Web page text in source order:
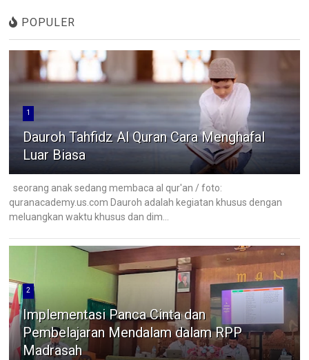
POPULER
1
Dauroh Tahfidz Al Quran Cara Menghafal
Luar Biasa
seorang anak sedang membaca al qur'an / foto:
quranacademy.us.com Dauroh adalah kegiatan khusus dengan
meluangkan waktu khusus dan dim...
2
Implementasi Panca Cinta dan
Pembelajaran Mendalam dalam RPP
Madrasah